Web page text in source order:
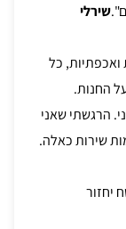
שירלי
כל
החנות.
הרגשתי שאני
שירות כאלה.
יחזור